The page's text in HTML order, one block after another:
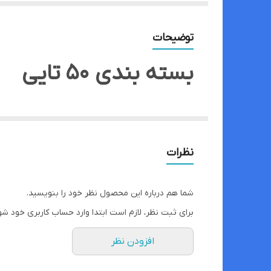
توضیحات
بسته بندی 50 تایی
نظرات
شما هم درباره این محصول نظر خود را بنویسید.
برای ثبت نظر، لازم است ابتدا وارد حساب کاربری خود
افزودن نظر